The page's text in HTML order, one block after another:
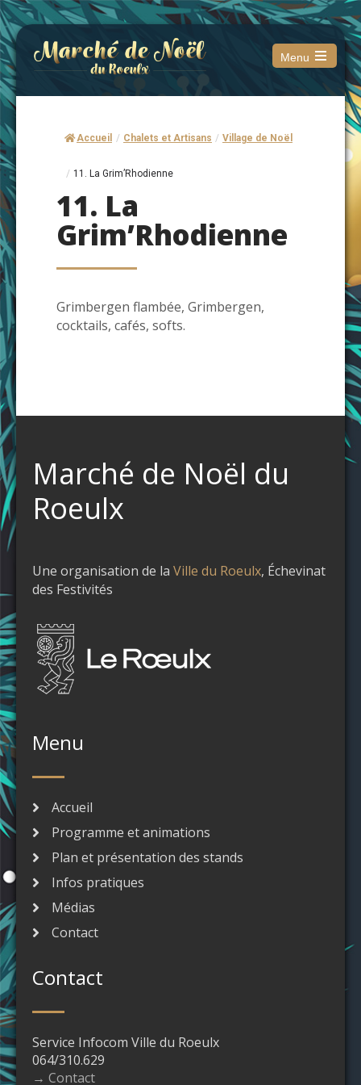
Menu
Open
main
Accueil / Chalets et Artisans / Village de Noël
/ 11. La Grim’Rhodienne
11. La
Grim’Rhodienne
Grimbergen flambée, Grimbergen,
cocktails, cafés, softs.
Marché de Noël du
Roeulx
Une organisation de la Ville du Roeulx, Échevinat
des Festivités
Menu
Accueil
Programme et animations
Plan et présentation des stands
Infos pratiques
Médias
Contact
Contact
Service Infocom Ville du Roeulx
064/310.629
→ Contact